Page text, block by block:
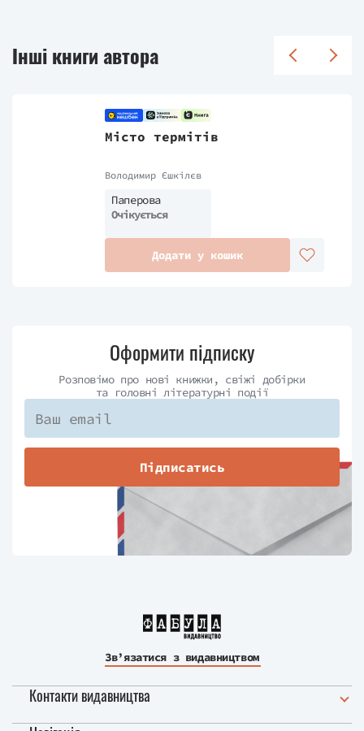
Інші книги автора
Місто термітів
Володимир Єшкілєв
Паперова
Очікується
Додати у кошик
Оформити підписку
Розповімо про нові книжки, свіжі добірки
та головні літературні події
Підписатись
Зв’язатися з видавництвом
Контакти видавництва